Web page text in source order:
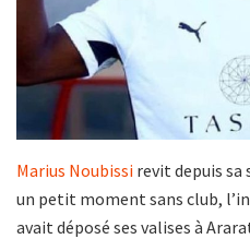
Marius Noubissi revit depuis sa
un petit moment sans club,
avait déposé ses valises à